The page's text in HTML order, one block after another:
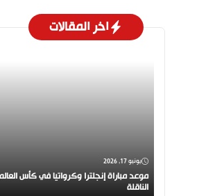
اخر المقالات
يونيو 17, 2026
الناقلة